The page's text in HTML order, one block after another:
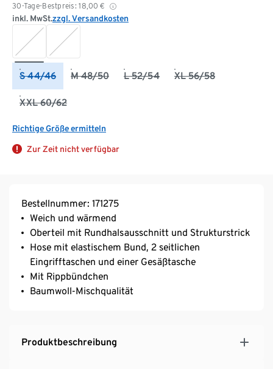
30-Tage-Bestpreis: 18,00 €
inkl. MwSt.zzgl. Versandkosten
S 44/46 M 48/50 L 52/54 XL 56/58
XXL 60/62
Richtige Größe ermitteln
Zur Zeit nicht verfügbar
Bestellnummer: 171275
Weich und wärmend
Oberteil mit Rundhalsausschnitt und Strukturstrick
Hose mit elastischem Bund, 2 seitlichen
Eingrifftaschen und einer Gesäßtasche
Mit Rippbündchen
Baumwoll-Mischqualität
Produktbeschreibung